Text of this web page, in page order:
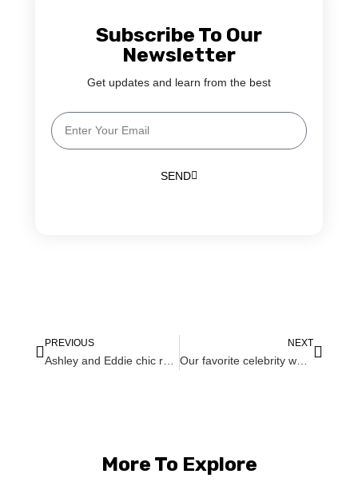
Subscribe To Our
Newsletter
Get updates and learn from the best
SEND
PREVIOUS
Ashley and Eddie chic resort wedding
NEXT
Our favorite celebrity wedding dresses of 2019
More To Explore